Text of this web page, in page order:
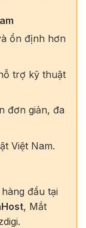
ổn định hơn
trợ kỹ thuật
đơn giản, đa
Việt Nam.
đầu tại
, Mắt